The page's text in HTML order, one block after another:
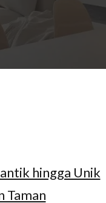
hingga Unik
Taman